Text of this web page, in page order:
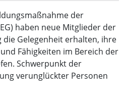
der
haben neue Mitglieder der
Gelegenheit erhalten, ihre
Fähigkeiten im Bereich der
Schwerpunkt der
verunglückter Personen